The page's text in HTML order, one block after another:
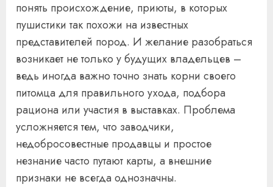
понять происхождение, приюты, в которых
пушистики так похожи на известных
представителей пород. И желание разобраться
возникает не только у будущих владельцев –
ведь иногда важно точно знать корни своего
питомца для правильного ухода, подбора
рациона или участия в выставках. Проблема
усложняется тем, что заводчики,
недобросовестные продавцы и простое
незнание часто путают карты, а внешние
признаки не всегда однозначны.